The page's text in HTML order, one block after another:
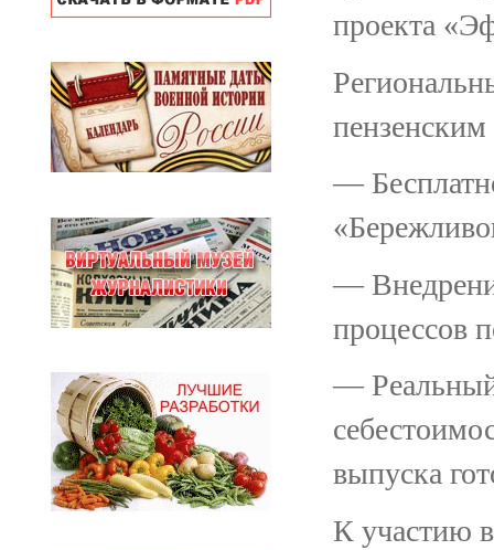
проекта
—
—
процессов
— Реальный
выпуска
К участию